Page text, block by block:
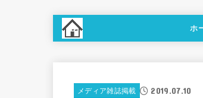
ホ
メディア雑誌掲載 2019.07.10